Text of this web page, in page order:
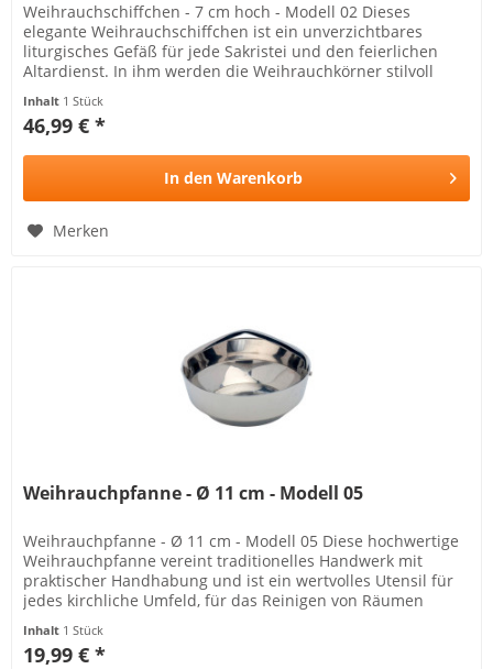
Weihrauchschiffchen - 7 cm hoch - Modell 02 Dieses
elegante Weihrauchschiffchen ist ein unverzichtbares
liturgisches Gefäß für jede Sakristei und den feierlichen
Altardienst. In ihm werden die Weihrauchkörner stilvoll
Inhalt 1 Stück
46,99 € *
In den Warenkorb
Merken
Weihrauchpfanne - Ø 11 cm - Modell 05
Weihrauchpfanne - Ø 11 cm - Modell 05 Diese hochwertige
Weihrauchpfanne vereint traditionelles Handwerk mit
praktischer Handhabung und ist ein wertvolles Utensil für
jedes kirchliche Umfeld, für das Reinigen von Räumen
Inhalt 1 Stück
19,99 € *